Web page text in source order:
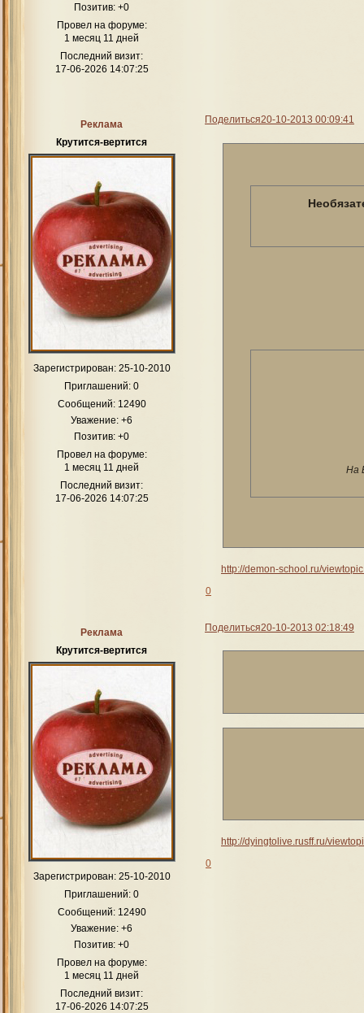
Позитив: +0
Провел на форуме:
1 месяц 11 дней
Последний визит:
17-06-2026 14:07:25
Поделиться20-10-2013 00:09:41
Реклама
Крутится-вертится
Зарегистрирован: 25-10-2010
Приглашений: 0
Сообщений:12490
Уважение: +6
Позитив: +0
Провел на форуме:
1 месяц 11 дней
Последний визит:
17-06-2026 14:07:25
На
http://demon-school.ru/
0
Поделиться20-10-2013 02:18:49
Реклама
Крутится-вертится
Зарегистрирован: 25-10-2010
Приглашений: 0
Сообщений:12490
Уважение: +6
Позитив: +0
Провел на форуме:
1 месяц 11 дней
Последний визит:
17-06-2026 14:07:25
http://dyingtolive.rusff.ru/
0